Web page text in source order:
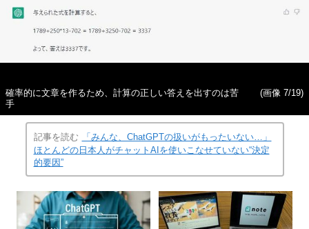
確率的に文章を作るため、計算の正しい答えを出すのは苦
手
(画像 7/19)
記事を読む
「みんな、ChatGPTの扱いがもったいない…」
ほとんどの日本人がチャットAIを使いこなせていない“決定
的要因”